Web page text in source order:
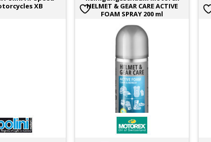
XB
HELMET & GEAR CARE ACTIVE
FOAM SPRAY 200 ml